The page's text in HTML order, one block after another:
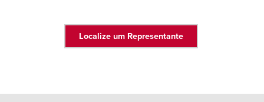
Localize um Representante